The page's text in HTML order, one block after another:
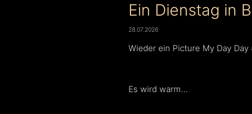
Ein Dienstag in
28.07.2026
Wieder ein Picture My Day
Es wird warm…